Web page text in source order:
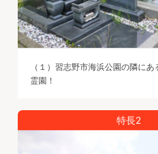
（１）習志野市海浜公園の隣に
霊園！
特長2